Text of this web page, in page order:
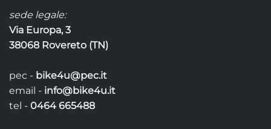
sede legale:
Via Europa, 3
38068 Rovereto (TN)
pec - bike4u@pec.it
email - info@bike4u.it
tel - 0464 665488